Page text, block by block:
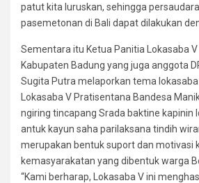
patut kita luruskan, sehingga
pasemetonan di Bali dapat dilakukan
Sementara itu Ketua Panitia Lokasaba
Kabupaten Badung yang juga anggota
Sugita Putra melaporkan tema lokasaba
Lokasaba V Pratisentana Bandesa
ngiring tincapang Srada baktine kapinin
antuk kayun saha parilaksana tindih
merupakan bentuk suport dan motivasi
kemasyarakatan yang dibentuk warga
“Kami berharap, Lokasaba V ini